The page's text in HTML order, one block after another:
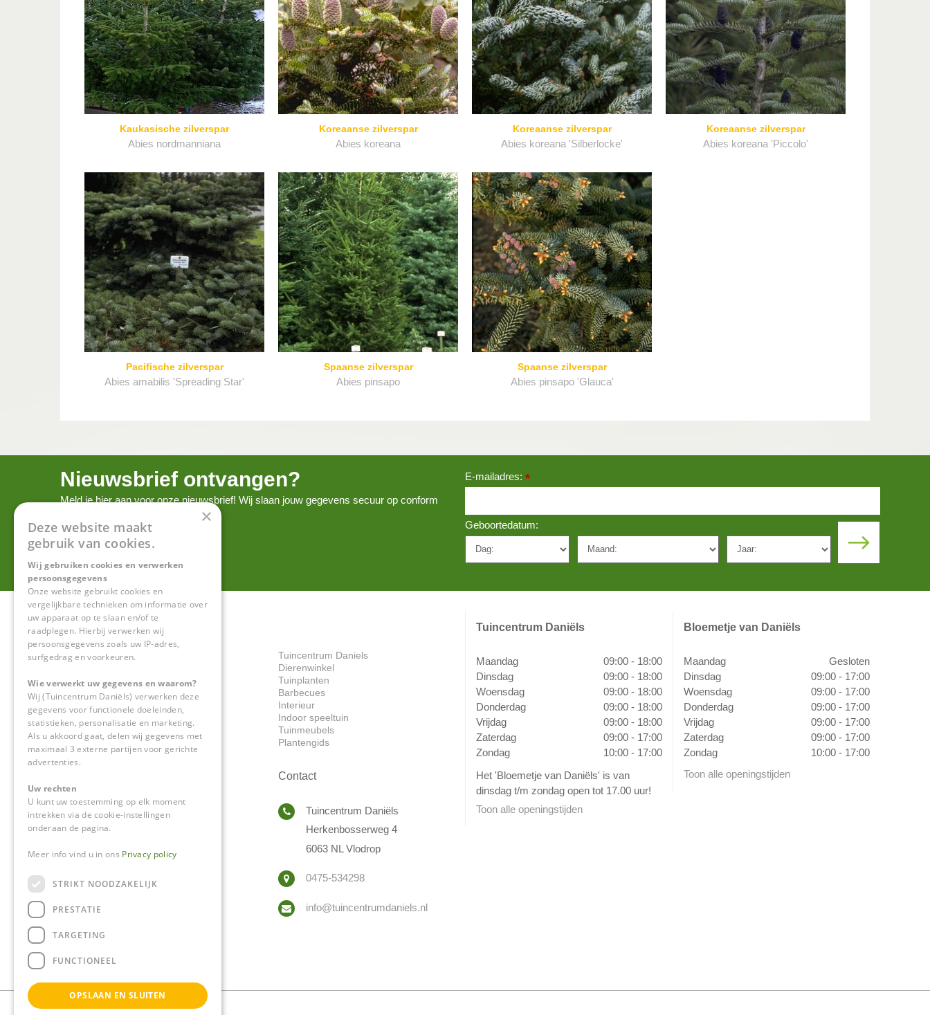
Kaukasische zilverspar
Abies nordmanniana
Koreaanse zilverspar
Abies koreana
Koreaanse zilverspar
Abies koreana 'Silberlocke'
Koreaanse zilverspar
Abies koreana 'Piccolo'
Pacifische zilverspar
Abies amabilis 'Spreading Star'
Spaanse zilverspar
Abies pinsapo
Spaanse zilverspar
Abies pinsapo 'Glauca'
Nieuwsbrief ontvangen?
Meld je hier aan voor onze nieuwsbrief! Wij slaan jouw gegevens secuur op conform
E-mailadres: *
Geboortedatum:
Tuincentrum Daniels
Dierenwinkel
Tuinplanten
Barbecues
Interieur
Indoor speeltuin
Tuinmeubels
Plantengids
Contact
Tuincentrum Daniëls
Herkenbosserweg 4
6063 NL Vlodrop
0475-534298
info@tuincentrumdaniels.nl
Tuincentrum Daniëls
Maandag
09:00 - 18:00
Dinsdag
09:00 - 18:00
Woensdag
09:00 - 18:00
Donderdag
09:00 - 18:00
Vrijdag
09:00 - 18:00
Zaterdag
09:00 - 17:00
Zondag
10:00 - 17:00
Het 'Bloemetje van Daniëls' is van
dinsdag t/m zondag open tot 17.00 uur!
Toon alle openingstijden
Bloemetje van Daniëls
Maandag
Gesloten
Dinsdag
09:00 - 17:00
Woensdag
09:00 - 17:00
Donderdag
09:00 - 17:00
Vrijdag
09:00 - 17:00
Zaterdag
09:00 - 17:00
Zondag
10:00 - 17:00
Toon alle openingstijden
×
Deze website maakt
gebruik van cookies.
Wij gebruiken cookies en verwerken
persoonsgegevens
Onze website gebruikt cookies en
vergelijkbare technieken om informatie over
uw apparaat op te slaan en/of te
raadplegen. Hierbij verwerken wij
persoonsgegevens zoals uw IP-adres,
surfgedrag en voorkeuren.
Wie verwerkt uw gegevens en waarom?
Wij (Tuincentrum Daniëls) verwerken deze
gegevens voor functionele doeleinden,
statistieken, personalisatie en marketing.
Als u akkoord gaat, delen wij gegevens met
maximaal 3 externe partijen voor gerichte
advertenties.
Uw rechten
U kunt uw toestemming op elk moment
intrekken via de cookie-instellingen
onderaan de pagina.
Meer info vind u in ons Privacy policy
STRIKT NOODZAKELIJK
PRESTATIE
TARGETING
FUNCTIONEEL
OPSLAAN EN SLUITEN